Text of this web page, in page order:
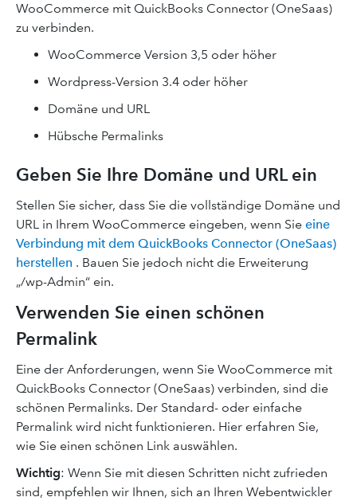
WooCommerce mit QuickBooks Connector (OneSaas)
zu verbinden.
WooCommerce Version 3,5 oder höher
Wordpress-Version 3.4 oder höher
Domäne und URL
Hübsche Permalinks
Geben Sie Ihre Domäne und URL ein
Stellen Sie sicher, dass Sie die vollständige Domäne und
URL in Ihrem WooCommerce eingeben, wenn Sie eine
Verbindung mit dem QuickBooks Connector (OneSaas)
herstellen . Bauen Sie jedoch nicht die Erweiterung
„/wp-Admin“ ein.
Verwenden Sie einen schönen
Permalink
Eine der Anforderungen, wenn Sie WooCommerce mit
QuickBooks Connector (OneSaas) verbinden, sind die
schönen Permalinks. Der Standard- oder einfache
Permalink wird nicht funktionieren. Hier erfahren Sie,
wie Sie einen schönen Link auswählen.
Wichtig: Wenn Sie mit diesen Schritten nicht zufrieden
sind, empfehlen wir Ihnen, sich an Ihren Webentwickler